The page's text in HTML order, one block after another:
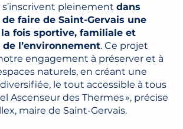
pleinement dans
faire de Saint-Gervais une
fois sportive, familiale et
l’environnement. Ce projet
engagement à préserver et à
naturels, en créant une
le tout accessible à tous
Ascenseur des Thermes », précise
maire de Saint-Gervais.